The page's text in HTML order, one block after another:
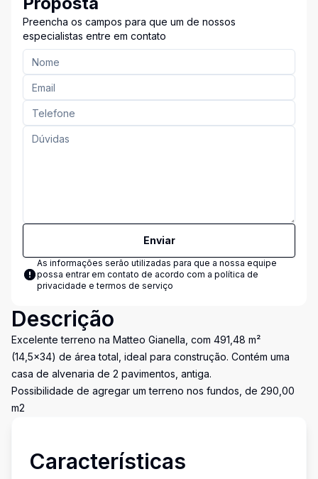
Preencha os campos para que um de nossos
especialistas entre em contato
Enviar
As informações serão utilizadas para que a nossa equipe
possa entrar em contato de acordo com a política de
privacidade e termos de serviço
Descrição
Excelente terreno na Matteo Gianella, com 491,48 m²
(14,5x34) de área total, ideal para construção. Contém uma
casa de alvenaria de 2 pavimentos, antiga.
Possibilidade de agregar um terreno nos fundos, de 290,00
m2
Características